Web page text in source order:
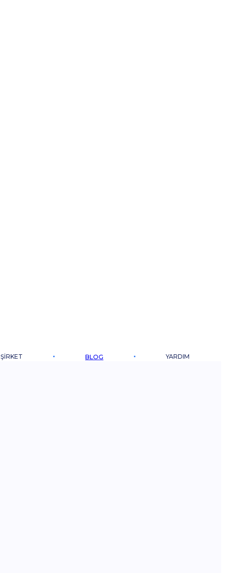
ŞIRKET BLOG YARDIM